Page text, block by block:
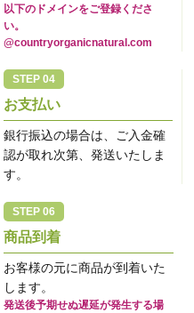
以下のドメインをご登録くださ
い。
@countryorganicnatural.com
お支払い
銀行振込の場合は、ご入金確
認が取れ次第、発送いたしま
す。
商品到着
お客様の元に商品が到着いた
します。
発送後予期せぬ遅延が発生する場